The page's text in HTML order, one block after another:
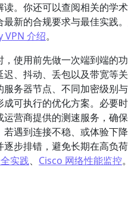
读。你还可以查阅相关的学
新的合规要求与最佳实践。
VPN 介绍。
，使用前先做一次端到端的
迟、抖动、丢包以及带宽等
服务器节点、不同加密级别
成可执行的优化方案。必要
运营商提供的测速服务，确
若遇到连接不稳、或体验下
步排错，避免长期在高负荷
实践、 Cisco 网络性能监控。